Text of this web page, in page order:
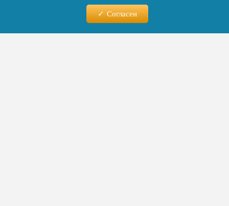
Читайте нас в телеграм
Согласен